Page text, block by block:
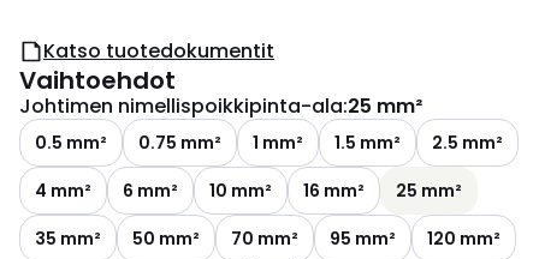
Katso tuotedokumentit
Vaihtoehdot
Johtimen nimellispoikkipinta-ala:25 mm²
0.5 mm² 0.75 mm² 1 mm² 1.5 mm²
2.5 mm²
4 mm²
6 mm² 10 mm² 16 mm²
25 mm²
35 mm²
50 mm² 70 mm² 95 mm² 120 mm²